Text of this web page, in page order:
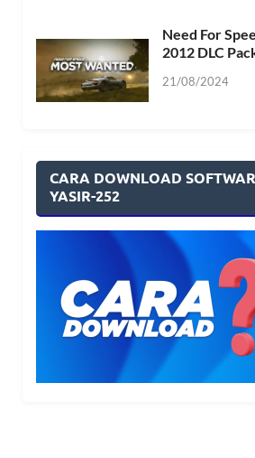
Need For
2012 DLC
21/08/2024
CARA DOWNLOAD
YASIR-252